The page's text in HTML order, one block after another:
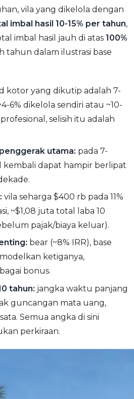
vila yang dikelola dengan
imbal hasil 10-15% per tahun,
imbal hasil jauh di atas 100%
tahun dalam ilustrasi base
kotor yang dikutip adalah 7-
6% dikelola sendiri atau ~10-
selisih itu adalah
utama: pada 7-
kembali dapat hampir berlipat
vila seharga $400 rb pada 11%
~$1,08 juta total laba 10
pajak/biaya keluar).
bear (~8% IRR), base
modelkan ketiganya,
bonus.
tahun: jangka waktu panjang
guncangan mata uang,
Semua angka di sini
perkiraan.